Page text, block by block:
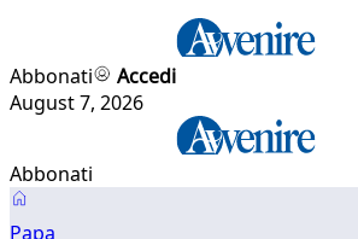
Abbonati
Accedi
August 7, 2026
Abbonati
Papa